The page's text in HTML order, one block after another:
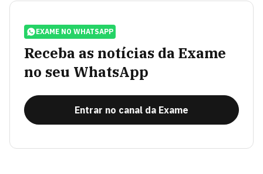
EXAME NO WHATSAPP
Receba as notícias da Exame
no seu WhatsApp
Entrar no canal da Exame